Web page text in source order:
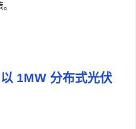
1MW 分布式光伏